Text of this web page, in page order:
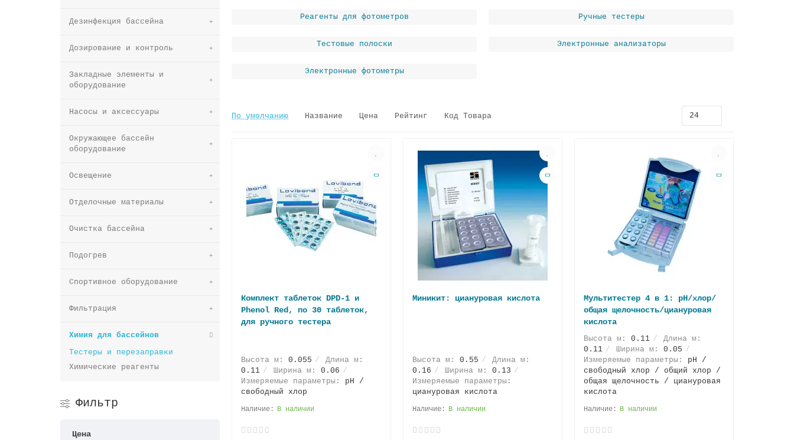
Дезинфекция бассейна
Дозирование и контроль
Закладные элементы и
оборудование
Насосы и аксессуары
Окружающее бассейн
оборудование
Освещение
Отделочные материалы
Очистка бассейна
Подогрев
Спортивное оборудование
Фильтрация
Химия для бассейнов
Тестеры и перезаправки
Химические реагенты
Фильтр
Цена
Реагенты для фотометров Ручные тестеры
Тестовые полоски Электронные анализаторы
Электронные фотометры
По умолчанию Название Цена Рейтинг Код Товара
Комплект таблеток DPD-1 и
Phenol Red, по 30 таблеток,
для ручного тестера
Высота м: 0.055
Длина м:
0.11
Ширина м: 0.06
Измеряемые параметры: pH /
свободный хлор
В наличии
Миникит: циануровая кислота
Высота м: 0.55
Длина м:
0.16
Ширина м: 0.13
Измеряемые параметры:
циануровая кислота
В наличии
Мультитестер 4 в 1: pH/хлор/
общая щелочность/циануровая
кислота
Высота м: 0.11
Длина м:
0.11
Ширина м: 0.05
Измеряемые параметры: pH /
свободный хлор / общий хлор /
общая щелочность / циануровая
кислота
В наличии